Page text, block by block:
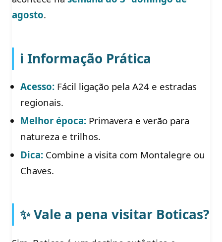
agosto.
ℹ️ Informação Prática
Acesso: Fácil ligação pela A24 e estradas
regionais.
Melhor época: Primavera e verão para
natureza e trilhos.
Dica: Combine a visita com Montalegre ou
Chaves.
✨ Vale a pena visitar Boticas?